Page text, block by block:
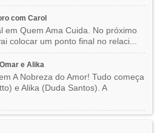
com Carol
em Quem Ama Cuida. No próximo
colocar um ponto final no relaci...
e Alika
A Nobreza do Amor! Tudo começa
e Alika (Duda Santos). A